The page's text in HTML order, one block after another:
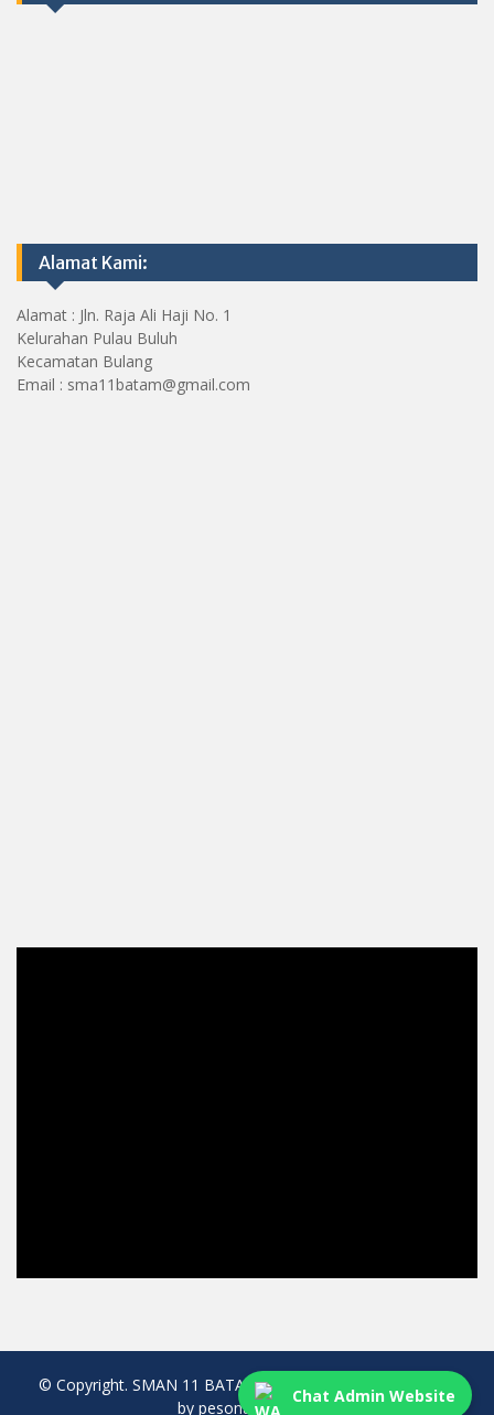
Alamat Kami:
Alamat : Jln. Raja Ali Haji No. 1
Kelurahan Pulau Buluh
Kecamatan Bulang
Email : sma11batam@gmail.com
Chat Admin Website
© Copyright. SMAN 11 BATAM. All rights reserved. created
by pesonaweb.com